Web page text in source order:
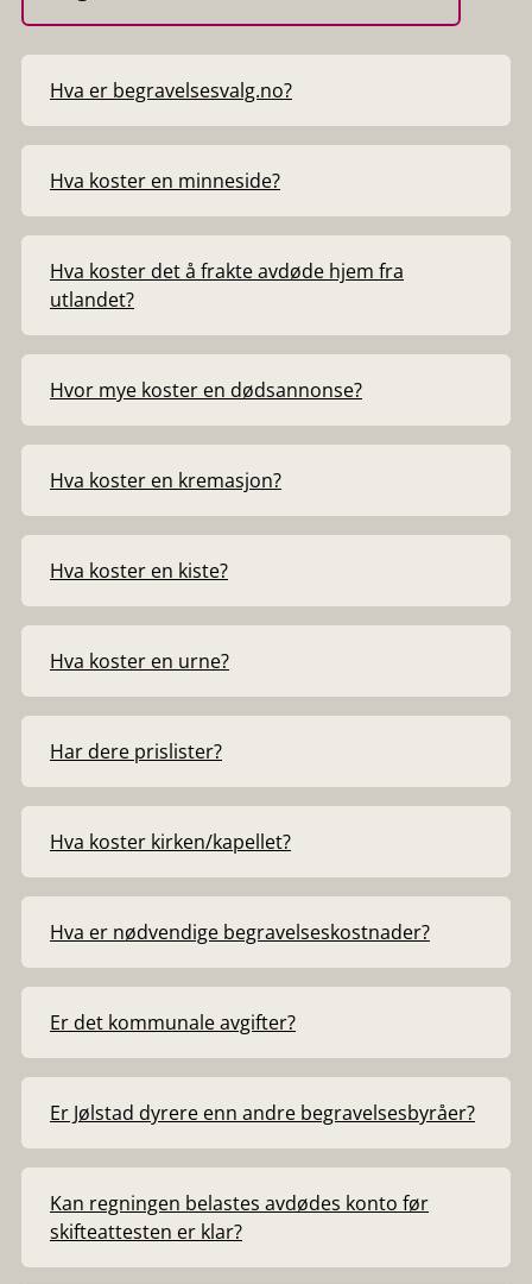
Hva er begravelsesvalg.no?
Hva koster en minneside?
Hva koster det å frakte avdøde hjem fra
utlandet?
Hvor mye koster en dødsannonse?
Hva koster en kremasjon?
Hva koster en kiste?
Hva koster en urne?
Har dere prislister?
Hva koster kirken/kapellet?
Hva er nødvendige begravelseskostnader?
Er det kommunale avgifter?
Er Jølstad dyrere enn andre begravelsesbyråer?
Kan regningen belastes avdødes konto før
skifteattesten er klar?